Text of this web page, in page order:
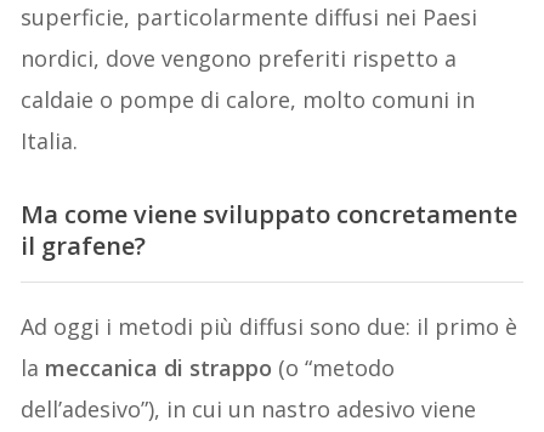
superficie, particolarmente diffusi nei Paesi
nordici, dove vengono preferiti rispetto a
caldaie o pompe di calore, molto comuni in
Italia.
Ma come viene sviluppato concretamente
il grafene?
Ad oggi i metodi più diffusi sono due: il primo è
la meccanica di strappo (o “metodo
dell’adesivo”), in cui un nastro adesivo viene